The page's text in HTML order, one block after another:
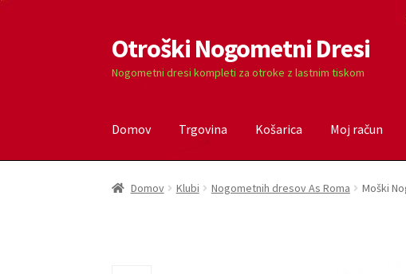
Skip
to
navigation
Skip
to
content
Otroški Nogometni Dresi
Nogometni dresi kompleti za otroke z lastnim tiskom
Domov Trgovina Košarica Moj račun
Domov BlogKontaktiraj nas Košarica Moj račun
Domov Klubi Nogometnih dresov As Roma Moški